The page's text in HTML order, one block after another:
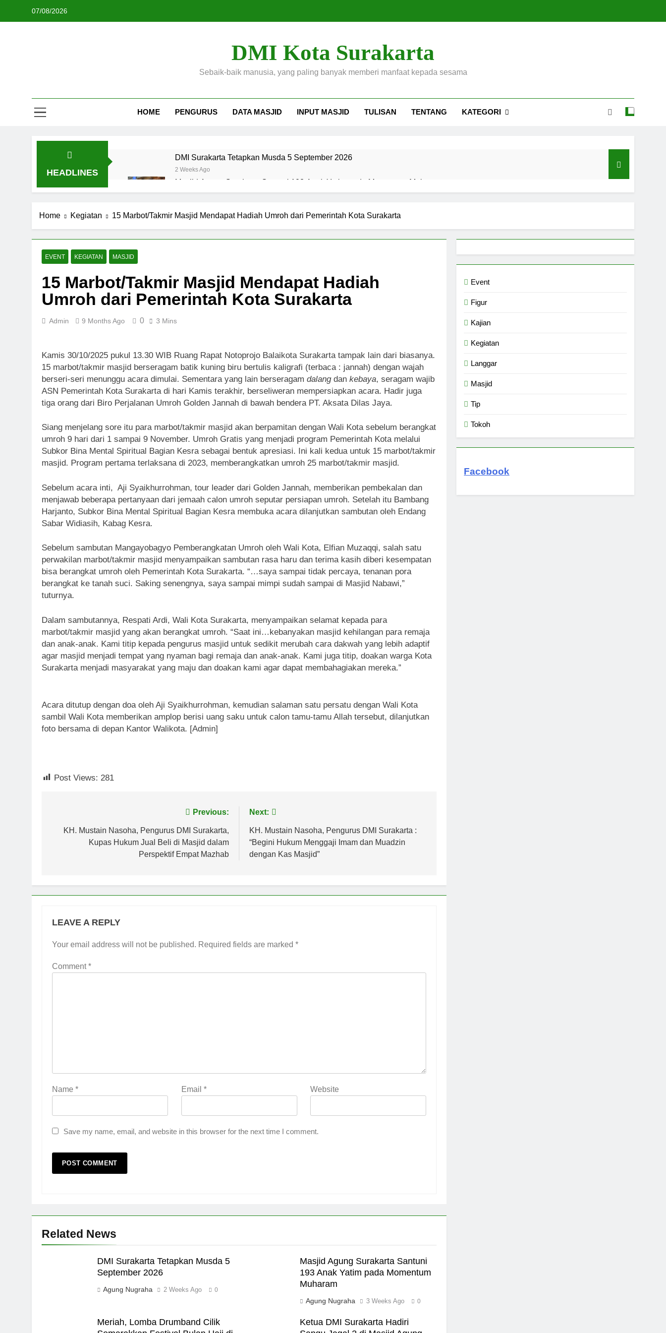
07/08/2026
DMI Kota Surakarta
Sebaik-baik manusia, yang paling banyak memberi manfaat kepada sesama
HOME PENGURUS DATA MASJID INPUT MASJID TULISAN TENTANG KATEGORI
HEADLINES
DMI Surakarta Tetapkan Musda 5 September 2026
2 Weeks Ago
Masjid Agung Surakarta Santuni 193 Anak Yatim pada Momentum Muharam
3 Weeks Ago
2 Months Ago
Ketua DMI Surakarta Hadiri Sangu Jagal 2 di Masjid Agung Surakarta
Masjid Muttaqin Sondakan Gelar Perdana Gema Dzulhijjah 2026
3 Months Ago
Home Kegiatan 15 Marbot/Takmir Masjid Mendapat Hadiah Umroh dari Pemerintah Kota Surakarta
EVENT KEGIATAN MASJID
15 Marbot/Takmir Masjid Mendapat Hadiah
Umroh dari Pemerintah Kota Surakarta
Admin 9 Months Ago 0 3 Mins
Kamis 30/10/2025 pukul 13.30 WIB Ruang Rapat Notoprojo Balaikota Surakarta tampak lain dari biasanya.
15 marbot/takmir masjid berseragam batik kuning biru bertulis kaligrafi (terbaca : jannah) dengan wajah
berseri-seri menunggu acara dimulai. Sementara yang lain berseragam dalangdan kebaya, seragam wajib
ASN Pemerintah Kota Surakarta di hari Kamis terakhir, berseliweran mempersiapkan acara. Hadir juga
tiga orang dari Biro Perjalanan Umroh Golden Jannah di bawah bendera PT. Aksata Dilas Jaya.
Siang menjelang sore itu para marbot/takmir masjid akan berpamitan dengan Wali Kota sebelum berangkat
umroh 9 hari dari 1 sampai 9 November. Umroh Gratis yang menjadi program Pemerintah Kota melalui
Subkor Bina Mental Spiritual Bagian Kesra sebagai bentuk apresiasi. Ini kali kedua untuk 15 marbot/takmir
masjid. Program pertama terlaksana di 2023, memberangkatkan umroh 25 marbot/takmir masjid.
Sebelum acara inti, Aji Syaikhurrohman, tour leader dari Golden Jannah, memberikan pembekalan dan
menjawab beberapa pertanyaan dari jemaah calon umroh seputar persiapan umroh. Setelah itu Bambang
Harjanto, Subkor Bina Mental Spiritual Bagian Kesra membuka acara dilanjutkan sambutan oleh Endang
Sabar Widiasih, Kabag Kesra.
Sebelum sambutan Mangayobagyo Pemberangkatan Umroh oleh Wali Kota, Elfian Muzaqqi, salah satu
perwakilan marbot/takmir masjid menyampaikan sambutan rasa haru dan terima kasih diberi kesempatan
bisa berangkat umroh oleh Pemerintah Kota Surakarta. “…saya sampai tidak percaya, tenanan pora
berangkat ke tanah suci. Saking senengnya, saya sampai mimpi sudah sampai di Masjid Nabawi,”
tuturnya.
Dalam sambutannya, Respati Ardi, Wali Kota Surakarta, menyampaikan selamat kepada para
marbot/takmir masjid yang akan berangkat umroh. “Saat ini…kebanyakan masjid kehilangan para remaja
dan anak-anak. Kami titip kepada pengurus masjid untuk sedikit merubah cara dakwah yang lebih adaptif
agar masjid menjadi tempat yang nyaman bagi remaja dan anak-anak. Kami juga titip, doakan warga Kota
Surakarta menjadi masyarakat yang maju dan doakan kami agar dapat membahagiakan mereka.”
Acara ditutup dengan doa oleh Aji Syaikhurrohman, kemudian salaman satu persatu dengan Wali Kota
sambil Wali Kota memberikan amplop berisi uang saku untuk calon tamu-tamu Allah tersebut, dilanjutkan
foto bersama di depan Kantor Walikota. [Admin]
Post Views: 281
navigation
Previous:
KH. Mustain Nasoha, Pengurus DMI Surakarta,
Kupas Hukum Jual Beli di Masjid dalam
Perspektif Empat Mazhab
Next:
KH. Mustain Nasoha, Pengurus DMI Surakarta :
“Begini Hukum Menggaji Imam dan Muadzin
dengan Kas Masjid”
LEAVE A REPLY
Your email address will not be published. Required fields are marked *
Comment*
Name * Email * Website
Save my name, email, and website in this browser for the next time I comment.
Related News
DMI Surakarta Tetapkan Musda 5
September 2026
Agung Nugraha 2 Weeks Ago 0
Masjid Agung Surakarta Santuni
193 Anak Yatim pada Momentum
Muharam
Agung Nugraha 3 Weeks Ago 0
Meriah, Lomba Drumband Cilik
Ketua DMI Surakarta Hadiri
Event
Figur
Kajian
Kegiatan
Langgar
Masjid
Tip
Tokoh
Facebook